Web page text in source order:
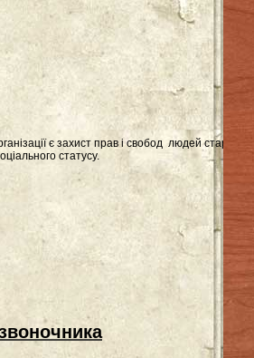
є захист прав і свобод людей старшого
статусу.